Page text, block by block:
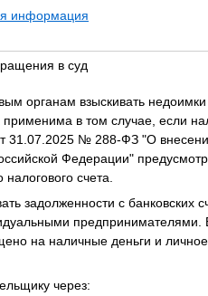
информация
в суд
органам взыскивать
в том случае, если
31.07.2025 № 288-ФЗ "О
Федерации"
счета.
задолженности с банковских
предпринимателями.
на наличные деньги и
через: